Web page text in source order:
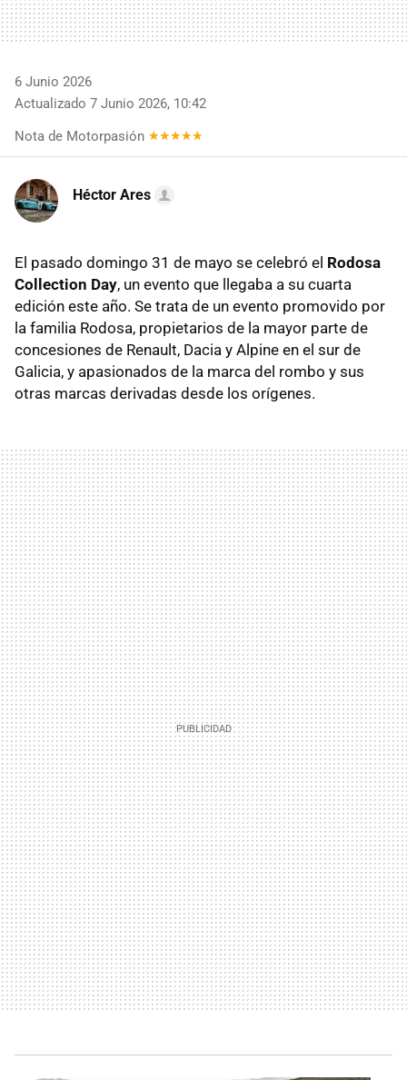
6 Junio 2026
Actualizado 7 Junio 2026, 10:42
Nota de Motorpasión
Héctor Ares
El pasado domingo 31 de mayo se celebró el Rodosa
Collection Day, un evento que llegaba a su cuarta
edición este año. Se trata de un evento promovido por
la familia Rodosa, propietarios de la mayor parte de
concesiones de Renault, Dacia y Alpine en el sur de
Galicia, y apasionados de la marca del rombo y sus
otras marcas derivadas desde los orígenes.